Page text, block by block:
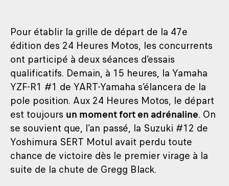
Pour établir la grille de départ de la 47e
édition des 24 Heures Motos, les concurrents
ont participé à deux séances d’essais
qualificatifs. Demain, à 15 heures, la Yamaha
YZF-R1 #1 de YART-Yamaha s’élancera de la
pole position. Aux 24 Heures Motos, le départ
est toujours un moment fort en adrénaline. On
se souvient que, l’an passé, la Suzuki #12 de
Yoshimura SERT Motul avait perdu toute
chance de victoire dès le premier virage à la
suite de la chute de Gregg Black.